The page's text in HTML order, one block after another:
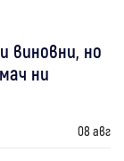
виновни, но
ни
08 авг